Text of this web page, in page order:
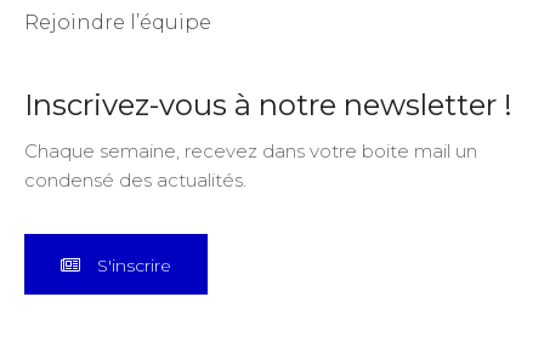
Rejoindre l’équipe
Inscrivez-vous à notre newsletter !
Chaque semaine, recevez dans votre boite mail un
condensé des actualités.
S'inscrire